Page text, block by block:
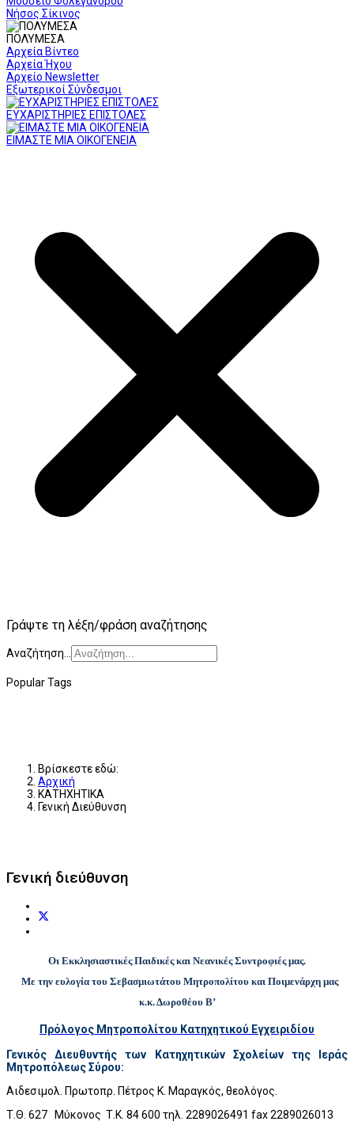
Νήσος Σίκινος
ΠΟΛΥΜΕΣΑ
Αρχεία Βίντεο
Αρχεία Ήχου
Αρχείο Newsletter
Εξωτερικοί Σύνδεσμοι
ΕΥΧΑΡΙΣΤΗΡΙΕΣ ΕΠΙΣΤΟΛΕΣ
ΕΙΜΑΣΤΕ ΜΙΑ ΟΙΚΟΓΕΝΕΙΑ
Γράψτε τη λέξη/φράση αναζήτησης
Αναζήτηση...
Popular Tags
Βρίσκεστε εδώ:
Αρχική
ΚΑΤΗΧΗΤΙΚΑ
Γενική Διεύθυνση
Γενική διεύθυνση
Οι Εκκλησιαστικές Παιδικές και Νεανικές Συντροφιές μας.
Με την ευλογία του Σεβασμιωτάτου Μητροπολίτου και Ποιμενάρχη μας
κ.κ. Δωροθέου Β’
Πρόλογος Μητροπολίτου Κατηχητικού Εγχειριδίου
Γενικός Διευθυντής των Κατηχητικών Σχολείων της Ιεράς
Μητροπόλεως Σύρου:
Αιδεσιμολ. Πρωτοπρ. Πέτρος Κ. Μαραγκός, θεολόγος.
Τ.Θ. 627 Μύκονος Τ.Κ. 84 600 τηλ. 2289026491 fax 2289026013